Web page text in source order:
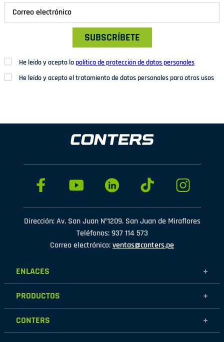
SUBSCRÍBETE
He leído y acepto lapolítica de protección de datos personales
He leído y acepto el tratamiento de datos personales para otros usos
Dirección: Av. San Juan Nº1209. San Juan de Miraflores
Teléfonos: 937 114 573
Correo electrónico:ventas@conters.pe
ENLACES +
Mujer
Hombre
PRODUCTOS +
Calzados
Zapatillas
CONTERS +
Nosotros